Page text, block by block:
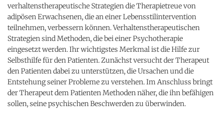
verhaltenstherapeutische Strategien die Therapietreue von
adipösen Erwachsenen, die an einer Lebensstilintervention
teilnehmen, verbessern können. Verhaltenstherapeutischen
Strategien sind Methoden, die bei einer Psychotherapie
eingesetzt werden. Ihr wichtigstes Merkmal ist die Hilfe zur
Selbsthilfe für den Patienten. Zunächst versucht der Therapeut
den Patienten dabei zu unterstützen, die Ursachen und die
Entstehung seiner Probleme zu verstehen. Im Anschluss bringt
der Therapeut dem Patienten Methoden näher, die ihn befähigen
sollen, seine psychischen Beschwerden zu überwinden.